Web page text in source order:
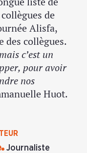
Journaliste
de
Alisfa,
des collègues.
c’est un
pour avoir
nos
Huot.